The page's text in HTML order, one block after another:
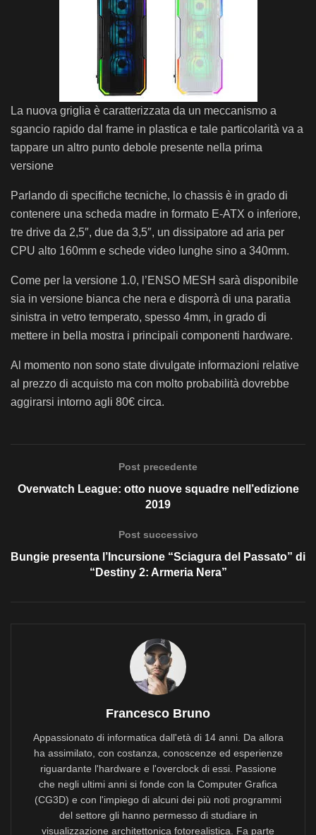
La nuova griglia è caratterizzata da un meccanismo a
sgancio rapido dal frame in plastica e tale particolarità va a
tappare un altro punto debole presente nella prima
versione
Parlando di specifiche tecniche, lo chassis è in grado di
contenere una scheda madre in formato E-ATX o inferiore,
tre drive da 2,5″, due da 3,5″, un dissipatore ad aria per
CPU alto 160mm e schede video lunghe sino a 340mm.
Come per la versione 1.0, l’ENSO MESH sarà disponibile
sia in versione bianca che nera e disporrà di una paratia
sinistra in vetro temperato, spesso 4mm, in grado di
mettere in bella mostra i principali componenti hardware.
Al momento non sono state divulgate informazioni relative
al prezzo di acquisto ma con molto probabilità dovrebbe
aggirarsi intorno agli 80€ circa.
Post precedente
Overwatch League: otto nuove squadre nell’edizione
2019
Post successivo
Bungie presenta l’Incursione “Sciagura del Passato” di
“Destiny 2: Armeria Nera”
Francesco Bruno
Appassionato di informatica dall'età di 14 anni. Da allora
ha assimilato, con costanza, conoscenze ed esperienze
riguardante l'hardware e l'overclock di essi. Passione
che negli ultimi anni si fonde con la Computer Grafica
(CG3D) e con l'impiego di alcuni dei più noti programmi
del settore gli hanno permesso di studiare in
visualizzazione architettonica fotorealistica. Fa parte